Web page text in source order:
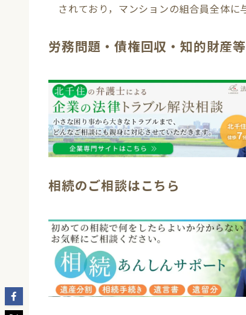
されており，マンションの組合員全体に
労務問題・債権回収・知的財産
相続のご相談はこちら